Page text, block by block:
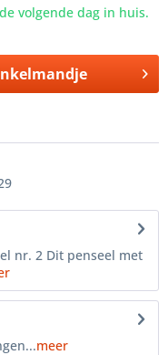
volgende dag in huis.
nr. 2 Dit penseel met
meer